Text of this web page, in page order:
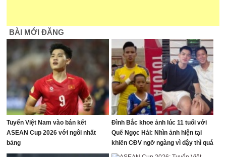
BÀI MỚI ĐĂNG
Tuyển Việt Nam vào bán kết
ASEAN Cup 2026 với ngôi nhất
bảng
Đình Bắc khoe ảnh lúc 11 tuổi với
Quế Ngọc Hải: Nhìn ảnh hiện tại
khiến CĐV ngỡ ngàng vì dậy thì quá
thành công